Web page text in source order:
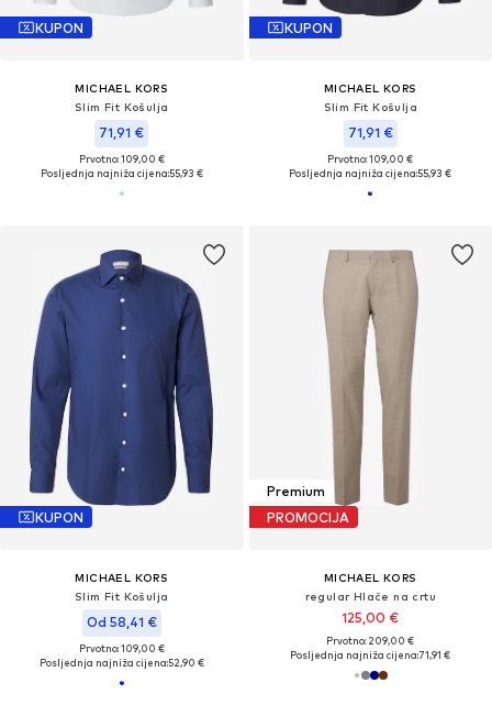
KUPON
MICHAEL KORS
Slim Fit Košulja
71,91 €
Prvotno: 109,00 €
Posljednja najniža cijena:55,93 €
KUPON
MICHAEL KORS
Slim Fit Košulja
71,91 €
Prvotno: 109,00 €
Posljednja najniža cijena:55,93 €
KUPON
MICHAEL KORS
Slim Fit Košulja
Od 58,41 €
Prvotno: 109,00 €
Posljednja najniža cijena:52,90 €
Premium
PROMOCIJA
MICHAEL KORS
regular Hlače na crtu
125,00 €
Prvotno: 209,00 €
Posljednja najniža cijena:71,91 €